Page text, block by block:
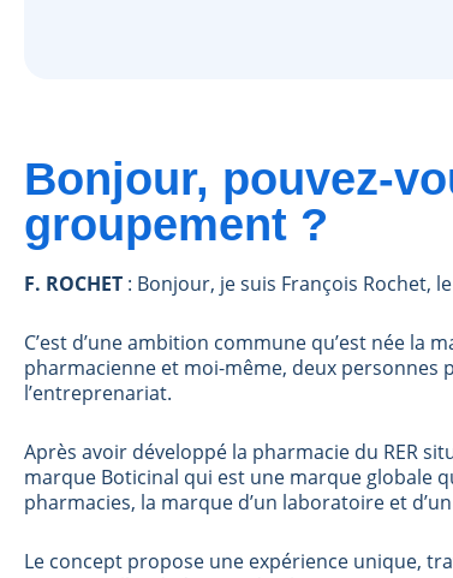
Bonjour, pouvez-
groupement ?
F. ROCHET : Bonjour, je suis François Rochet,
C’est d’une ambition commune qu’est née la
pharmacienne et moi-même, deux personnes
l’entreprenariat.
Après avoir développé la pharmacie du RER
marque Boticinal qui est une marque globale
pharmacies, la marque d’un laboratoire et
Le concept propose une expérience unique,